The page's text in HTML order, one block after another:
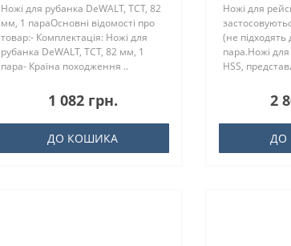
Ножі для рубанка DeWALT, ТСТ, 82
мм, 1 параОсновні відомості про
товар:- Комплектація: Ножі для
рубанка DeWALT, ТСТ, 82 мм, 1
пара- Країна походження ..
1 082 грн.
ДО КОШИКА
Ножі для
(не
пара.Ножі
HSS,
2
ДО